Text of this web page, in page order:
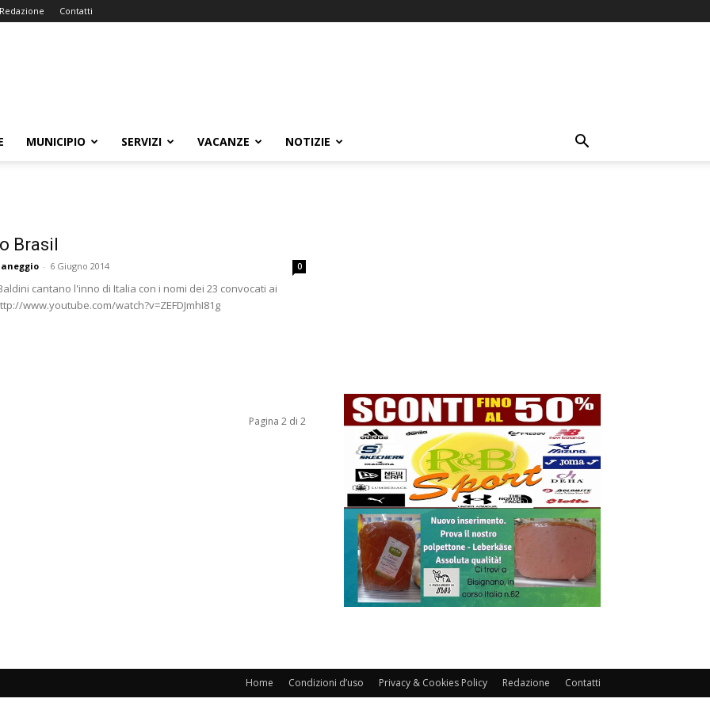
Redazione Contatti
MUNICIPIO SERVIZI VACANZE NOTIZIE
Brasil
- 6 Giugno 2014 0
cantano l'inno di Italia con i nomi dei 23 convocati ai
www.youtube.com/watch?v=ZEFDJmhI81g
Pagina 2 di 2
Home Condizioni d’uso Privacy & Cookies Policy Redazione Contatti